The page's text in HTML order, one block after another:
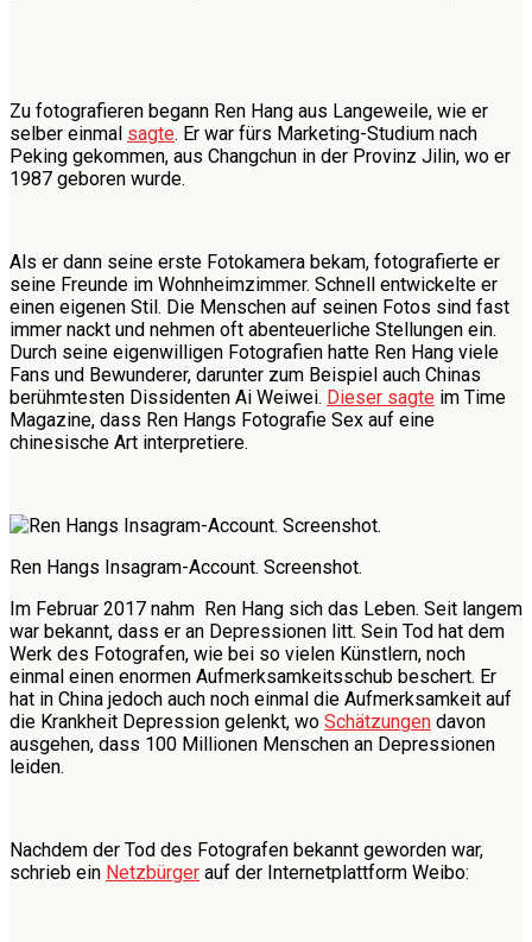
Zu fotografieren begann Ren Hang aus Langeweile, wie er
selber einmal sagte. Er war fürs Marketing-Studium nach
Peking gekommen, aus Changchun in der Provinz Jilin, wo er
1987 geboren wurde.
Als er dann seine erste Fotokamera bekam, fotografierte er
seine Freunde im Wohnheimzimmer. Schnell entwickelte er
einen eigenen Stil. Die Menschen auf seinen Fotos sind fast
immer nackt und nehmen oft abenteuerliche Stellungen ein.
Durch seine eigenwilligen Fotografien hatte Ren Hang viele
Fans und Bewunderer, darunter zum Beispiel auch Chinas
berühmtesten Dissidenten Ai Weiwei. Dieser sagte im Time
Magazine, dass Ren Hangs Fotografie Sex auf eine
chinesische Art interpretiere.
Ren Hangs Insagram-Account. Screenshot.
Im Februar 2017 nahm Ren Hang sich das Leben. Seit langem
war bekannt, dass er an Depressionen litt. Sein Tod hat dem
Werk des Fotografen, wie bei so vielen Künstlern, noch
einmal einen enormen Aufmerksamkeitsschub beschert. Er
hat in China jedoch auch noch einmal die Aufmerksamkeit auf
die Krankheit Depression gelenkt, wo Schätzungen davon
ausgehen, dass 100 Millionen Menschen an Depressionen
leiden.
Nachdem der Tod des Fotografen bekannt geworden war,
schrieb ein Netzbürger auf der Internetplattform Weibo: